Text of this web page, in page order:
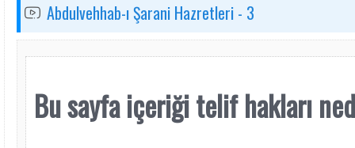
Abdulvehhab-ı Şarani Hazretleri - 3
Bu sayfa içeriği telif hakları